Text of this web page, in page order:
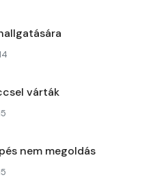
várták
nem megoldás